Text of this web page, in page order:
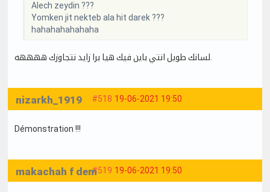
Alech zeydin ???
Yomken jit nekteb ala hit darek ???
hahahahahahaha
#518 19-06-2021 19:50
nizarkh_1919
Démonstration !!!
#519 19-06-2021 19:50
makachah f dem